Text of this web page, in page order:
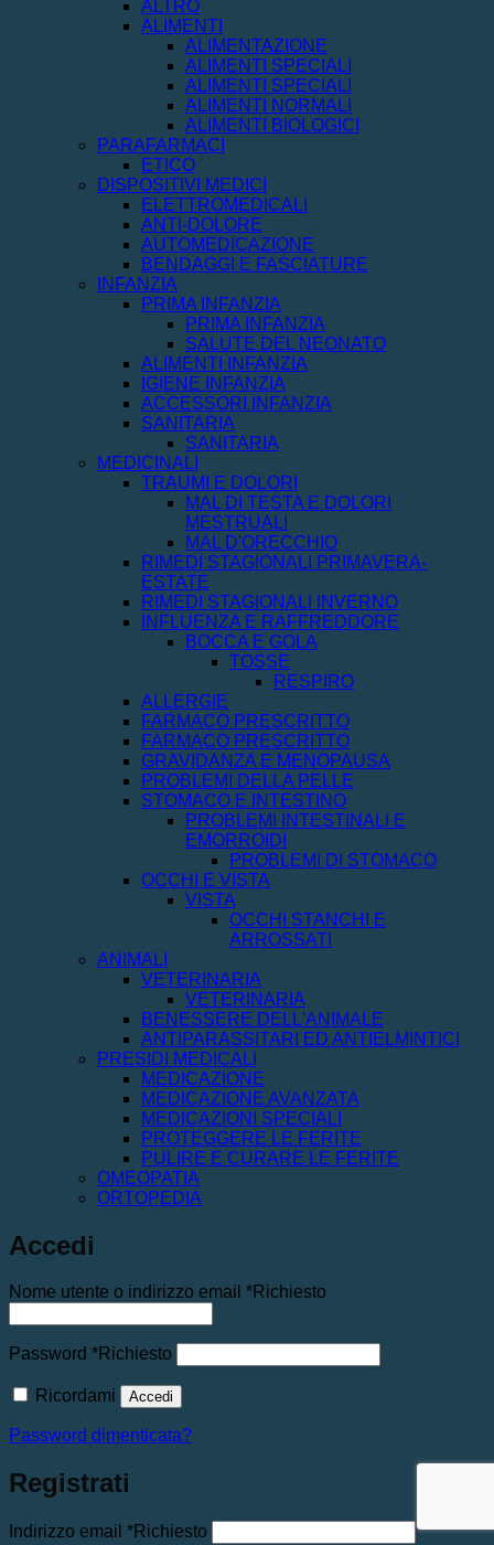
ALTRO
ALIMENTI
ALIMENTAZIONE
ALIMENTI SPECIALI
ALIMENTI SPECIALI
ALIMENTI NORMALI
ALIMENTI BIOLOGICI
PARAFARMACI
ETICO
DISPOSITIVI MEDICI
ELETTROMEDICALI
ANTI-DOLORE
AUTOMEDICAZIONE
BENDAGGI E FASCIATURE
INFANZIA
PRIMA INFANZIA
PRIMA INFANZIA
SALUTE DEL NEONATO
ALIMENTI INFANZIA
IGIENE INFANZIA
ACCESSORI INFANZIA
SANITARIA
SANITARIA
MEDICINALI
TRAUMI E DOLORI
MAL DI TESTA E DOLORI
MESTRUALI
MAL D'ORECCHIO
RIMEDI STAGIONALI PRIMAVERA-
ESTATE
RIMEDI STAGIONALI INVERNO
INFLUENZA E RAFFREDDORE
BOCCA E GOLA
TOSSE
RESPIRO
ALLERGIE
FARMACO PRESCRITTO
FARMACO PRESCRITTO
GRAVIDANZA E MENOPAUSA
PROBLEMI DELLA PELLE
STOMACO E INTESTINO
PROBLEMI INTESTINALI E
EMORROIDI
PROBLEMI DI STOMACO
OCCHI E VISTA
VISTA
OCCHI STANCHI E
ARROSSATI
ANIMALI
VETERINARIA
VETERINARIA
BENESSERE DELL'ANIMALE
ANTIPARASSITARI ED ANTIELMINTICI
PRESIDI MEDICALI
MEDICAZIONE
MEDICAZIONE AVANZATA
MEDICAZIONI SPECIALI
PROTEGGERE LE FERITE
PULIRE E CURARE LE FERITE
OMEOPATIA
ORTOPEDIA
Accedi
Nome utente o indirizzo email *Richiesto
Password *Richiesto
Ricordami Accedi
Password dimenticata?
Registrati
Indirizzo email *Richiesto